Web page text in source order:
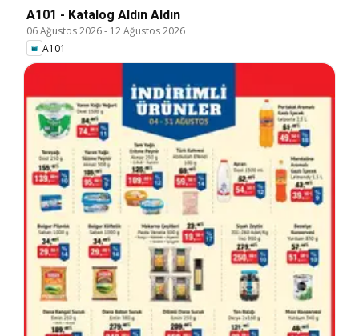
A101 - Katalog Aldın Aldın
06 Ağustos 2026- 12 Ağustos 2026
A101